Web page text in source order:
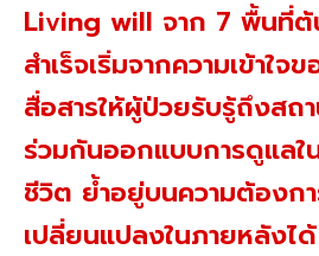
Living will จาก 7 พื้นที่ต้
สำเร็จเริ่มจากความเข้าใจ
สื่อสารให้ผู้ป่วยรับรู้ถึงสถ
ร่วมกันออกแบบการดูแลใ
ชีวิต ย้ำอยู่บนความต้องก
เปลี่ยนแปลงในภายหลังได้